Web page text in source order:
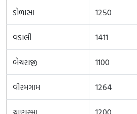
ડોળાસા 1250
વડાલી 1411
બેચરાજી 1100
વીરમગામ 1264